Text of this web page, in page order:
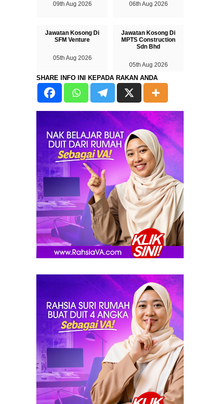
09th Aug 2026 06th Aug 2026
Jawatan Kosong Di
SFM Venture
05th Aug 2026
Jawatan Kosong Di
MPTS Construction
Sdn Bhd
05th Aug 2026
SHARE INFO INI KEPADA RAKAN ANDA